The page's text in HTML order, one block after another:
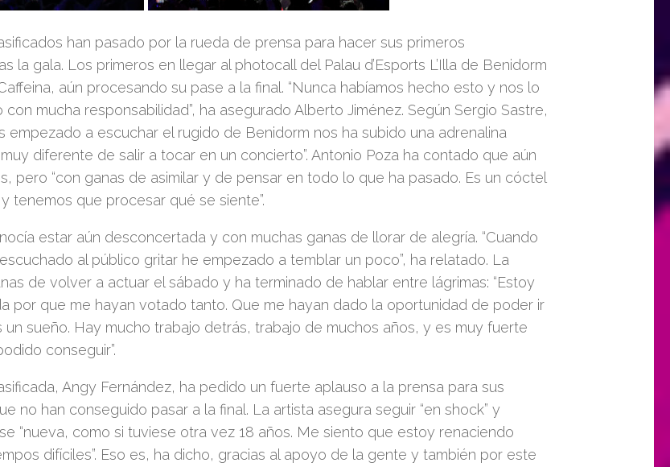
han pasado por la rueda de prensa para hacer sus primeros
la gala. Los primeros en llegar al photocall
del Palau d’Esports L’Illa de Benidorm
aún procesando su pase a la final. “Nunca habíamos hecho esto y nos lo
con mucha responsabilidad”, ha asegurado Alberto Jiménez. Según Sergio Sastre,
empezado a escuchar el rugido de Benidorm nos ha subido una adrenalina
diferente de salir a tocar en un concierto”. Antonio Poza ha contado que aún
, pero “con ganas de asimilar y de pensar en todo lo que ha pasado. Es un cóctel
tenemos que procesar qué se siente”.
estar aún desconcertada y con muchas ganas de llorar de alegría. “Cuando
al público gritar he empezado a temblar un poco”, ha relatado. La
de volver a actuar el sábado y ha terminado de hablar entre lágrimas: “Estoy
por que me hayan votado tanto. Que me hayan dado la oportunidad de poder ir
un sueño. Hay mucho trabajo detrás, trabajo de muchos años, y es muy fuerte
conseguir”.
Angy Fernández, ha pedido un fuerte aplauso a la prensa para sus
no han conseguido pasar a la final. La artista asegura seguir “en shock” y
“nueva, como si tuviese otra vez 18 años. Me siento que estoy renaciendo
difíciles”. Eso es, ha dicho, gracias al apoyo de la gente y también por este